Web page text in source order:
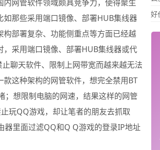
网管软件领域颇具竞争力，使得聚生
那些采用端口镜像、部署HUB集线器
部署复杂、功能侧重点等方面已经越
采用端口镜像、部署HUB集线器或代
聊天软件、限制上网带宽而越来越无法
这种架构的网管软件，想完全禁用BT
；想限制电脑的网速，结果这样的网管
玩QQ游戏，却让笔者的朋友去抓取
里面过滤QQ和Q Q游戏的登录IP地址
好